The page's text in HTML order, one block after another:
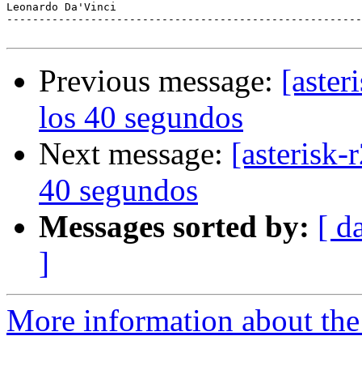
Leonardo Da'Vinci
Previous message:
los 40 segundos
Next message: [asterisk-
40 segundos
Messages sorted by: [
]
More information about